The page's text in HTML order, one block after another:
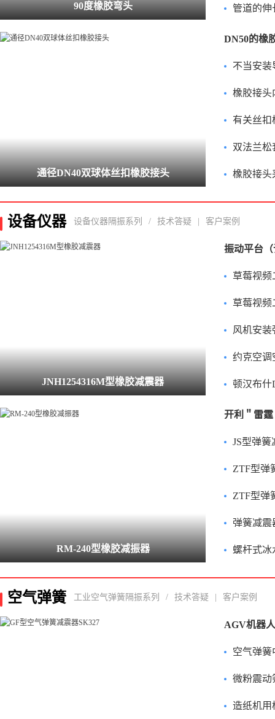
90度橡胶弯头
通径DN40双球体丝扣橡胶接头
管道的伸长量请勿
不当安装
橡胶接头内壁
有关丝扣
双法兰松套限
橡胶接头采用
设备仪器 设备仪器隔振系列 / 技术答疑 客户案例
JNH1254316M型橡胶减震器
RM-240型橡胶减振器
草莓视频二维
草莓视频二
风机安装弹簧
约克空调空
顿汉布什
JS型弹
ZTF型弹
ZTF型弹
弹簧减震器
螺杆式冰水机组
空气弹簧 工业空气弹簧隔振系列 / 技术答疑 客户案例
空气弹簧中橡
微粉震动
造纸机用